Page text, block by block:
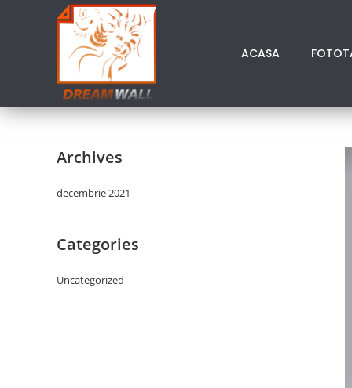
ACASA
Archives
decembrie 2021
Categories
Uncategorized